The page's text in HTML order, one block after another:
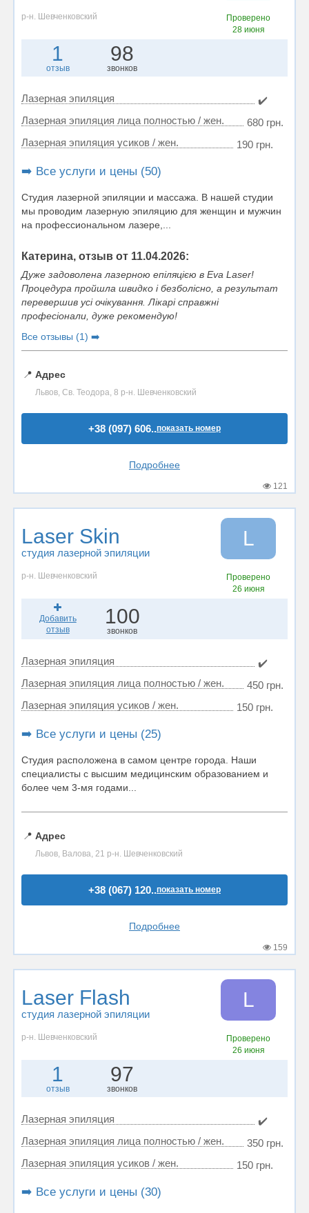
р-н. Шевченковский
Проверено
28 июня
1
отзыв
98
звонков
Лазерная эпиляция
✔️
Лазерная эпиляция лица полностью / жен.
680 грн.
Лазерная эпиляция усиков / жен.
190 грн.
➡️ Все услуги и цены (50)
Студия лазерной эпиляции и массажа. В нашей студии
мы проводим лазерную эпиляцию для женщин и мужчин
на профессиональном лазере,...
Катерина, отзыв от 11.04.2026:
Дуже задоволена лазерною епіляцією в Eva Laser!
Процедура пройшла швидко і безболісно, а результат
перевершив усі очікування. Лікарі справжні
професіонали, дуже рекомендую!
Все отзывы (1) ➡️
📍 Адрес
Львов, Св. Теодора, 8 р-н. Шевченковский
+38 (097) 606..показать номер
Подробнее
121
Laser Skin
студия лазерной эпиляции
L
р-н. Шевченковский
Проверено
26 июня
Добавить
отзыв
100
звонков
Лазерная эпиляция
✔️
Лазерная эпиляция лица полностью / жен.
450 грн.
Лазерная эпиляция усиков / жен.
150 грн.
➡️ Все услуги и цены (25)
Студия расположена в самом центре города. Наши
специалисты с высшим медицинским образованием и
более чем 3-мя годами...
📍 Адрес
Львов, Валова, 21 р-н. Шевченковский
+38 (067) 120..показать номер
Подробнее
159
Laser Flash
студия лазерной эпиляции
L
р-н. Шевченковский
Проверено
26 июня
1
отзыв
97
звонков
Лазерная эпиляция
✔️
Лазерная эпиляция лица полностью / жен.
350 грн.
Лазерная эпиляция усиков / жен.
150 грн.
➡️ Все услуги и цены (30)